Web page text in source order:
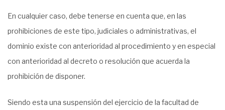
En cualquier caso, debe tenerse en cuenta que, en las
prohibiciones de este tipo, judiciales o administrativas, el
dominio existe con anterioridad al procedimiento y en especial
con anterioridad al decreto o resolución que acuerda la
prohibición de disponer.
Siendo esta una suspensión del ejercicio de la facultad de